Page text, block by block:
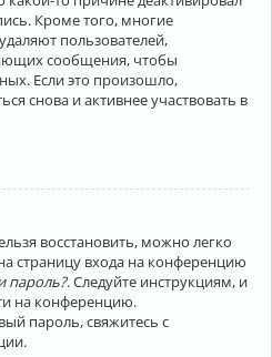
Кроме того, многие
пользователей,
сообщения, чтобы
Если это произошло,
снова и активнее участвовать в
восстановить, можно легко
страницу входа на конференцию
пароль?. Следуйте инструкциям, и
на конференцию.
пароль, свяжитесь с